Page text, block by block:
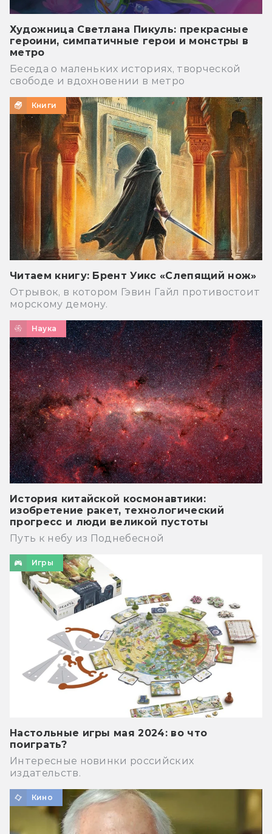
Художница Светлана Пикуль: прекрасные
героини, симпатичные герои и монстры в
метро
Беседа о маленьких историях, творческой
свободе и вдохновении в метро
Книги
Читаем книгу: Брент Уикс «Слепящий нож»
Отрывок, в котором Гэвин Гайл противостоит
морскому демону.
Наука
История китайской космонавтики:
изобретение ракет, технологический
прогресс и люди великой пустоты
Путь к небу из Поднебесной
Игры
Настольные игры мая 2024: во что
поиграть?
Интересные новинки российских
издательств.
Кино